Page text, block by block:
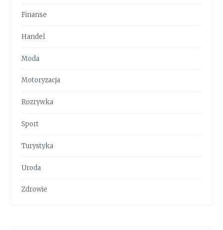
Finanse
Handel
Moda
Motoryzacja
Rozrywka
Sport
Turystyka
Uroda
Zdrowie